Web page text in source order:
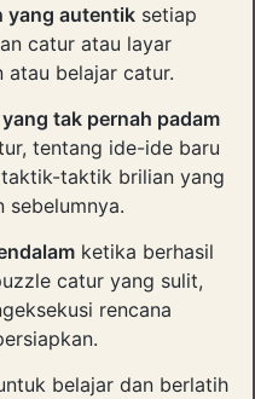
yang autentik setiap
catur atau layar
atau belajar catur.
tak pernah padam
tentang ide-ide baru
taktik brilian yang
sebelumnya.
ketika berhasil
catur yang sulit,
rencana
belajar dan berlatih